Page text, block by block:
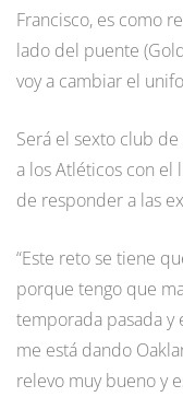
Francisco, es como
lado del puente
voy a cambiar el
Será el sexto club
a los Atléticos con el
de responder a las
“Este reto se tiene
porque tengo que
temporada pasada y
me está dando
relevo muy bueno y